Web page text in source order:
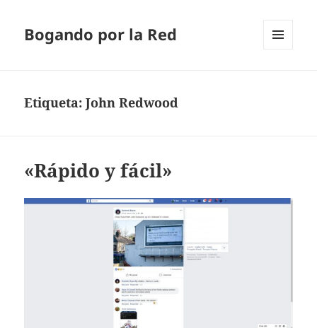
Bogando por la Red
Etiqueta:John Redwood
«Rápido y fácil»